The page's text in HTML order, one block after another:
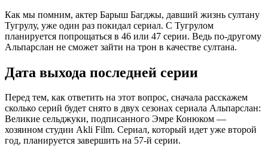
Как мы помним, актер Барыш Багджы, давший жизнь султану
Тугрулу, уже один раз покидал сериал. С Тугрулом
планируется попрощаться в 46 или 47 серии. Ведь по-другому
Альпарслан не сможет зайти на трон в качестве султана.
Дата выхода последней серии
Перед тем, как ответить на этот вопрос, сначала расскажем
сколько серий будет снято в двух сезонах сериала Альпарслан:
Великие сельджуки, подписанного Эмре Конюком —
хозяином студии Akli Film. Сериал, который идет уже второй
год, планируется завершить на 57-й серии.